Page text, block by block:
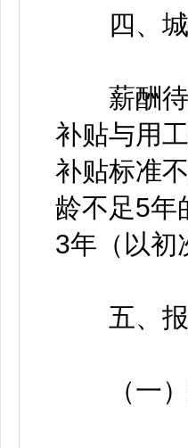
四、城
薪酬待
补贴与用
补贴标准
龄不足5年
3年（以初
五、报
（一）